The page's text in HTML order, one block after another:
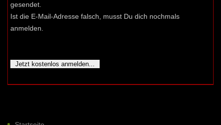
gesendet.
Ist die E-Mail-Adresse falsch, musst Du dich nochmals
anmelden.